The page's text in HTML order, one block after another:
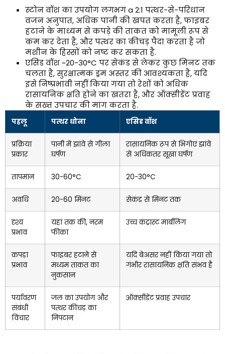
स्टोन वॉश का उपयोग लगभग a 2:1 पत्थर-से-परिधान
वजन अनुपात, अधिक पानी की खपत करता है, फाइबर
हटाने के माध्यम से कपड़े की ताकत को मामूली रूप से
कम कर देता है, और पत्थर का कीचड़ पैदा करता है जो
मशीन के हिस्सों को नष्ट कर सकता है.
एसिड वॉश ~20-30°C पर सेकंड से लेकर कुछ मिनट तक
चलता है, सुरक्षात्मक ड्रम अस्तर की आवश्यकता है, यदि
इसे निष्प्रभावी नहीं किया गया तो रेशों को अधिक
रासायनिक क्षति होने का खतरा है, और ऑक्सीडेंट प्रवाह
के सख्त उपचार की मांग करता है.
पहलू पत्थर धोना एसिड वॉश
प्रक्रिया
प्रकार
पानी में झांवे से गीला
घर्षण
रासायनिक रूप से भिगोए झांवे
से अधिकतर सूखा घर्षण
तापमान 30-60°C 20-30°C
अवधि 20-60 मिनट सेकंड से मिनट तक
दृश्य
प्रभाव
यहां तक ​​की, नरम
फीका
उच्च कंट्रास्ट मार्बलिंग
कपड़ा
प्रभाव
फाइबर हटाने से
मध्यम ताकत का
नुकसान
यदि बेअसर नहीं किया गया तो
गंभीर रासायनिक क्षति संभव है
पर्यावरण
संबंधी
विचार
जल का उपयोग और
पत्थर कीचड़ का
निपटान
ऑक्सीडेंट प्रवाह उपचार